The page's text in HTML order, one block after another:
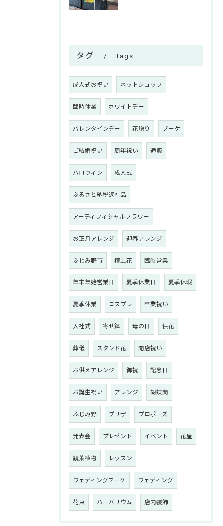
タグ Tags
成人式お祝い ネットショップ
臨時休業 ホワイトデー
バレンタインデー 花贈り ブーケ
ご結婚祝い 周年祝い 通販
ハロウィン 成人式
ふるさと納税返礼品
アーティフィシャルフラワー
お正月アレンジ 迎春アレンジ
ふじみ野市 檀上花 臨時営業
年末年始営業日 夏季休業日 夏季休暇
夏季休業 コスプレ 卒業祝い
入社式 寄せ鉢 母の日 供花
葬儀 スタンド花 開店祝い
お供えアレンジ 御祝 記念日
お誕生祝い アレンジ 胡蝶蘭
ふじみ野 プリザ プロポーズ
発表会 プレゼント イベント 花屋
観葉植物 レッスン
ウェディングブーケ ウェディング
花束 ハーバリウム 店内装飾